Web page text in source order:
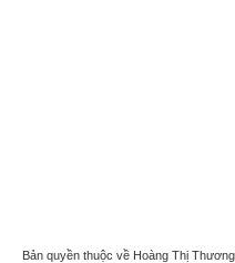
Bản quyền thuộc về Hoàng Thị